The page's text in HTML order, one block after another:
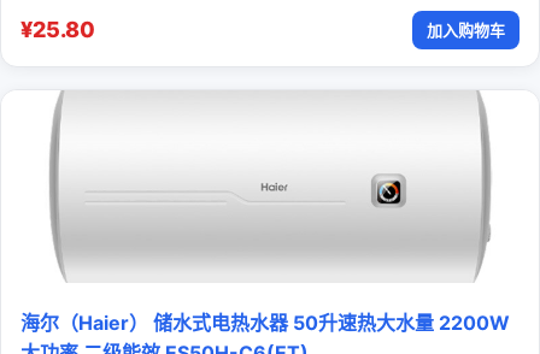
¥25.80 加入购物车
海尔（Haier） 储水式电热水器 50升速热大水量 2200W